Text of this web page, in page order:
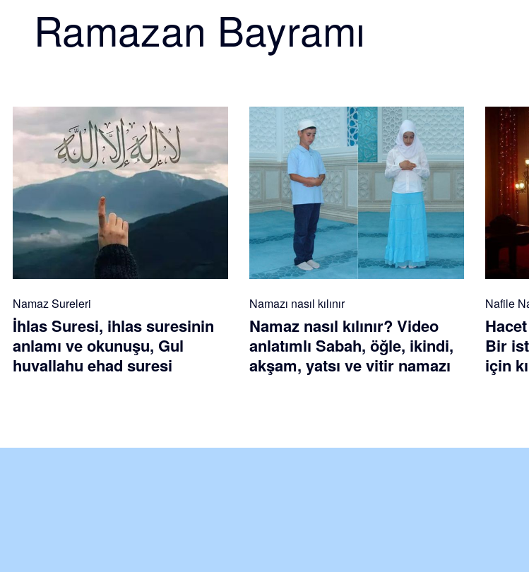
Ramazan Bayramı
Namaz Sureleri
İhlas Suresi, ihlas suresinin
anlamı ve okunuşu, Gul
huvallahu ehad suresi
Namazı nasıl kılınır
Namaz nasıl kılınır? Video
anlatımlı Sabah, öğle, ikindi,
akşam, yatsı ve vitir namazı
Nafile
Hacet
Bir
için